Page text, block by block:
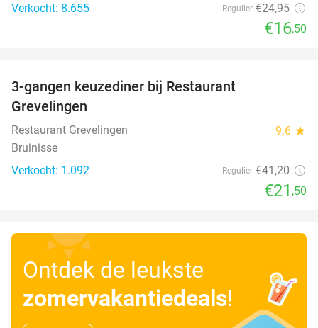
Verkocht: 8.655
Regulier €24,95
€16,50
3-gangen keuzediner bij Restaurant
Grevelingen
Restaurant Grevelingen 9.6 star
Bruinisse
Verkocht: 1.092
Regulier €41,20
€21 ,50
Ontdek de leukste
zomervakantiedeals!